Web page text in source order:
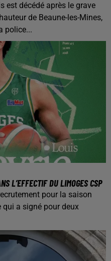
est décédé après le grave
de Beaune-les-Mines,
police...
L’EFFECTIF DU LIMOGES CSP
pour la saison
qui a signé pour deux